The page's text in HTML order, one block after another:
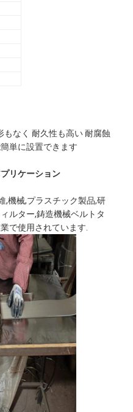
なく 耐久性も高い 耐腐蝕
単に設置できます
リケーション
,機械,プラスチック製品,研
ルター,鋳造機械ベルトタ
で使用されています.